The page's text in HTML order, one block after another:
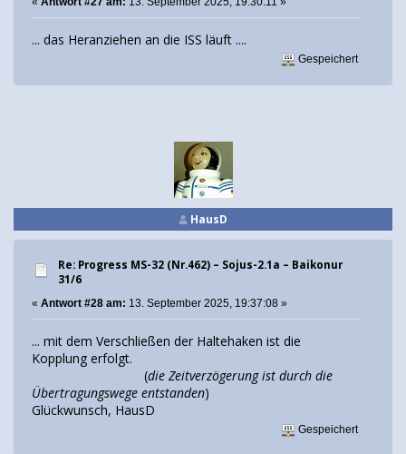
... das Heranziehen an die ISS läuft ....
Gespeichert
HausD
Re: Progress MS-32 (Nr.462) – Sojus-2.1а – Baikonur
31/6
« Antwort #28 am: 13. September 2025, 19:37:08 »
... mit dem Verschließen der Haltehaken ist die
Kopplung erfolgt.
(die Zeitverzögerung ist durch die
Übertragungswege entstanden)
Glückwunsch, HausD
Gespeichert